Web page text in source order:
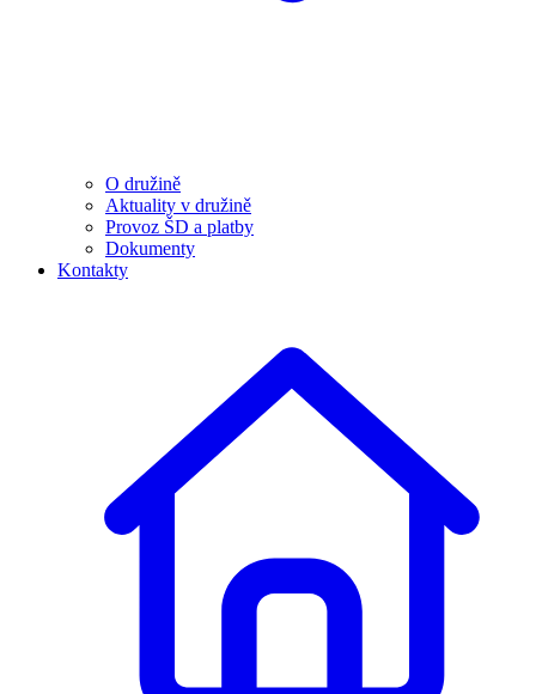
O družině
Aktuality v družině
Provoz ŠD a platby
Dokumenty
Kontakty